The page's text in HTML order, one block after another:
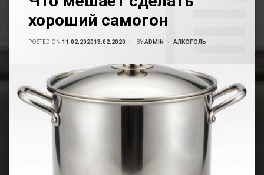
Авто
Электромонтаж
хороший самогон
POSTED ON 11.02.202013.02.2020 BYADMIN CATEGORIES:
АЛКОГОЛЬ
Перегонка
Правильный
Самогон
Записи
Что
Мешает